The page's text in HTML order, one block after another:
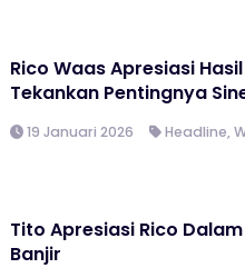
Rico Waas Apresiasi
Tekankan Pentingnya
19 Januari 2026 Headline,
Tito Apresiasi Rico
Banjir